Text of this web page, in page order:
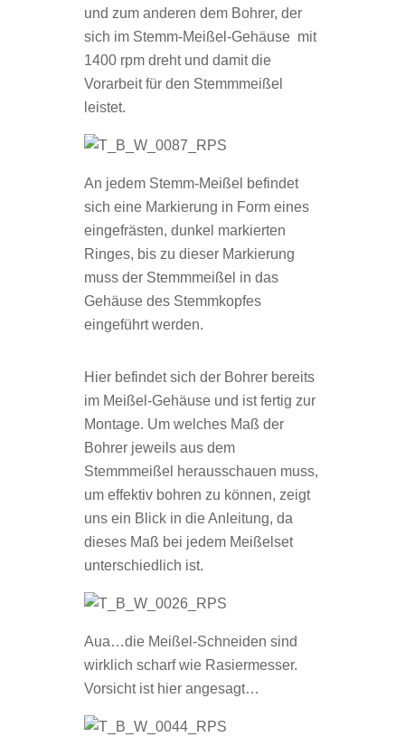
und zum anderen dem Bohrer, der
sich im Stemm-Meißel-Gehäuse mit
1400 rpm dreht und damit die
Vorarbeit für den Stemmmeißel
leistet.
An jedem Stemm-Meißel befindet
sich eine Markierung in Form eines
eingefrästen, dunkel markierten
Ringes, bis zu dieser Markierung
muss der Stemmmeißel in das
Gehäuse des Stemmkopfes
eingeführt werden.
Hier befindet sich der Bohrer bereits
im Meißel-Gehäuse und ist fertig zur
Montage. Um welches Maß der
Bohrer jeweils aus dem
Stemmmeißel herausschauen muss,
um effektiv bohren zu können, zeigt
uns ein Blick in die Anleitung, da
dieses Maß bei jedem Meißelset
unterschiedlich ist.
Aua…die Meißel-Schneiden sind
wirklich scharf wie Rasiermesser.
Vorsicht ist hier angesagt…